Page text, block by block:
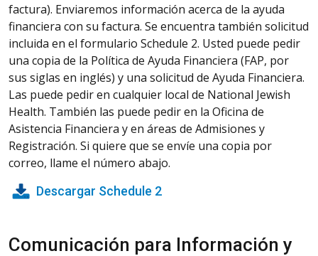
factura). Enviaremos información acerca de la ayuda
financiera con su factura. Se encuentra también solicitud
incluida en el formulario Schedule 2. Usted puede pedir
una copia de la Política de Ayuda Financiera (FAP, por
sus siglas en inglés) y una solicitud de Ayuda Financiera.
Las puede pedir en cualquier local de National Jewish
Health. También las puede pedir en la Oficina de
Asistencia Financiera y en áreas de Admisiones y
Registración. Si quiere que se envíe una copia por
correo, llame el número abajo.
Descargar Schedule 2
Comunicación para Información y